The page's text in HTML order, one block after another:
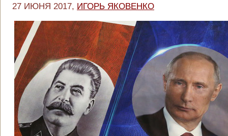
27 ИЮНЯ 2017, ИГОРЬ ЯКОВЕНКО